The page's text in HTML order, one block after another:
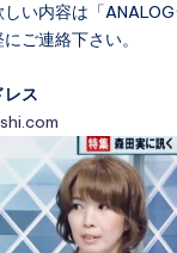
い内容は「
ご連絡下さい。
ス